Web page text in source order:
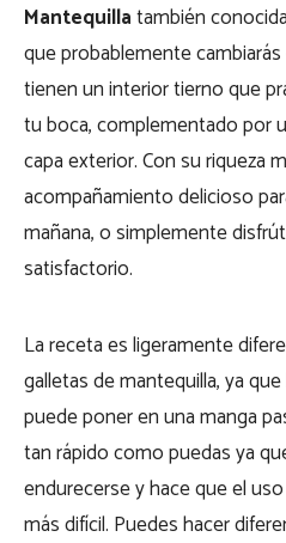
Mantequillatambién
que probablemente
tienen un interior tierno que
tu boca, complementado por
capa exterior. Con su riqueza
acompañamiento delicioso
mañana, o simplemente
satisfactorio.
La receta es ligeramente
galletas de mantequilla, ya
puede poner en una manga
tan rápido como puedas ya
endurecerse y hace que el
más difícil. Puedes hacer